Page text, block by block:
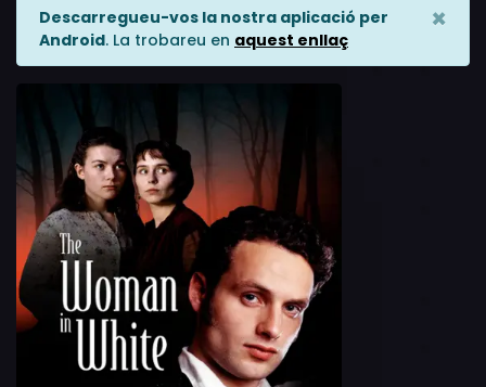
Descarregueu-vos la nostra aplicació per
Android. La trobareu en aquest enllaç
×